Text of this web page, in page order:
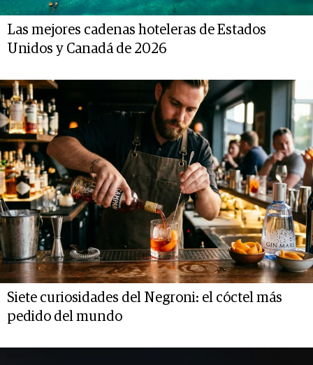
Las mejores cadenas hoteleras de Estados
Unidos y Canadá de 2026
Siete curiosidades del Negroni: el cóctel más
pedido del mundo